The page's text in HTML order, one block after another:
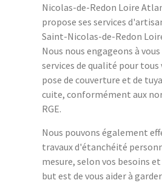
Nicolas-de-Redon Loire
propose ses services
Saint-Nicolas-de-Redon
Nous nous engageons à
services de qualité pour tous
pose de couverture et de
cuite, conformément aux
RGE.
Nous pouvons également
travaux d'étanchéité
mesure, selon vos besoins
but est de vous aider à